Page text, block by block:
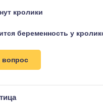
кролики
беременность у
вопрос